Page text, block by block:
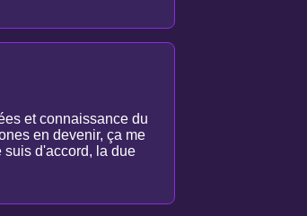
et connaissance du
en devenir, ça me
suis d'accord, la due